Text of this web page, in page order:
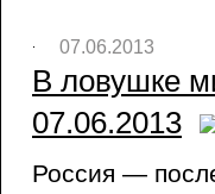
07.06.2013
В ловушке
07.06.2013
Россия —